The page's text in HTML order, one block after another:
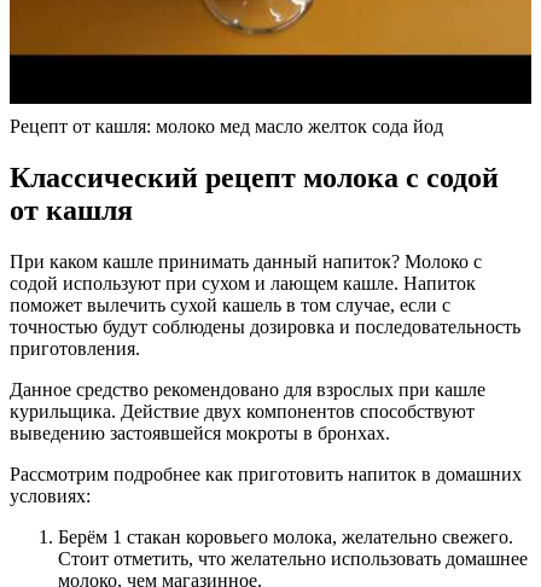
Рецепт от кашля: молоко мед масло желток сода йод
Классический рецепт молока с содой
от кашля
При каком кашле принимать данный напиток? Молоко с
содой используют при сухом и лающем кашле. Напиток
поможет вылечить сухой кашель в том случае, если с
точностью будут соблюдены дозировка и последовательность
приготовления.
Данное средство рекомендовано для взрослых при кашле
курильщика. Действие двух компонентов способствуют
выведению застоявшейся мокроты в бронхах.
Рассмотрим подробнее как приготовить напиток в домашних
условиях:
Берём 1 стакан коровьего молока, желательно свежего.
Стоит отметить, что желательно использовать домашнее
молоко, чем магазинное.